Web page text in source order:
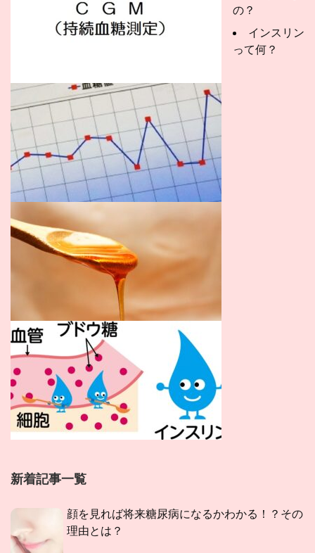
の？
インスリン
って何？
新着記事一覧
顔を見れば将来糖尿病になるかわかる！？その
理由とは？